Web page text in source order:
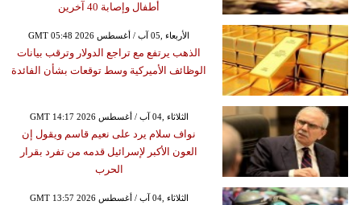
أطفال وإصابة 40 آخرين
GMT 05:48 2026 الأربعاء ,05 آب / أغسطس
الذهب يرتفع مع تراجع الدولار وترقب بيانات
الوظائف الأميركية وسط توقعات بشأن الفائدة
GMT 14:17 2026 الثلاثاء ,04 آب / أغسطس
نواف سلام يرد على نعيم قاسم ويقول إن
العون الأكبر لإسرائيل قدمه من تفرد بقرار
الحرب
GMT 13:57 2026 الثلاثاء ,04 آب / أغسطس